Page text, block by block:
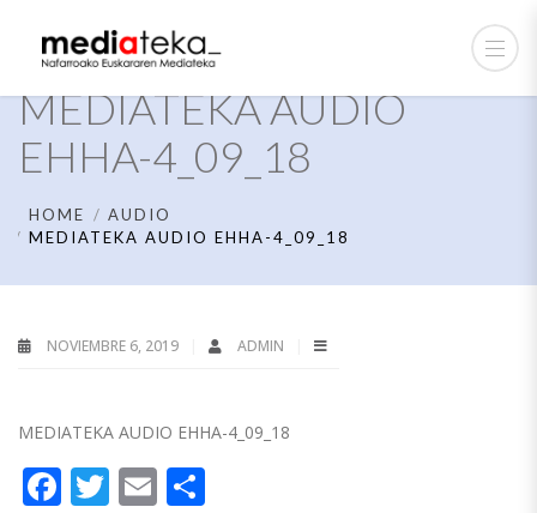
MEDIATEKA AUDIO
EHHA-4_09_18
HOME
AUDIO
MEDIATEKA AUDIO EHHA-4_09_18
NOVIEMBRE 6, 2019 ADMIN
MEDIATEKA AUDIO EHHA-4_09_18
Facebook
Twitter
Email